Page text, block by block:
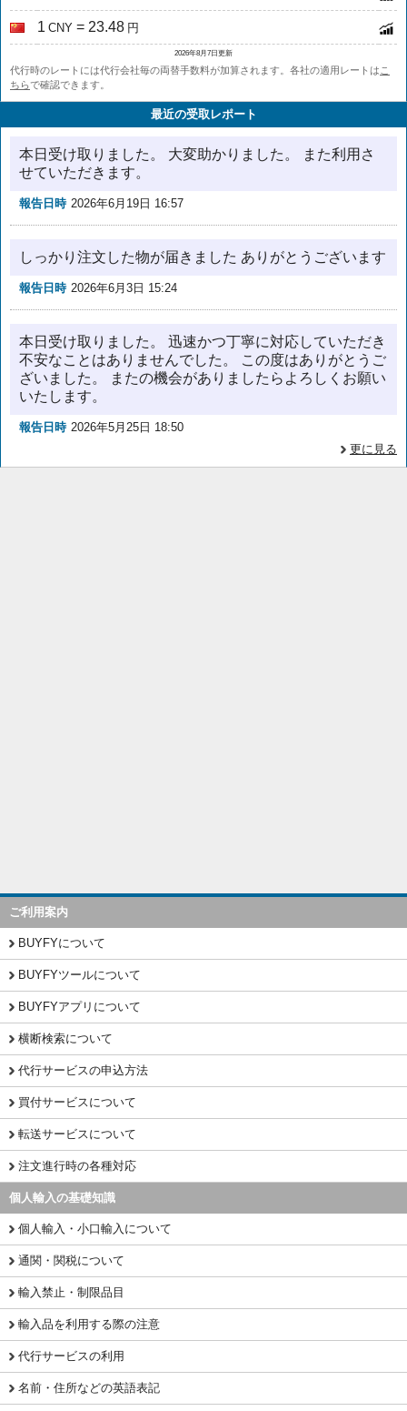
1 CNY = 23.48 円
2026年8月7日更新
代行時のレートには代行会社毎の両替手数料が加算されます。各社の適用レートは こ
ちらで確認できます。
最近の受取レポート
本日受け取りました。 大変助かりました。 また利用さ
せていただきます。
報告日時 2026年6月19日 16:57
しっかり注文した物が届きました ありがとうございます
報告日時 2026年6月3日 15:24
本日受け取りました。 迅速かつ丁寧に対応していただき
不安なことはありませんでした。 この度はありがとうご
ざいました。 またの機会がありましたらよろしくお願い
いたします。
報告日時 2026年5月25日 18:50
更に見る
ご利用案内
BUYFYについて
BUYFYツールについて
BUYFYアプリについて
横断検索について
代行サービスの申込方法
買付サービスについて
転送サービスについて
注文進行時の各種対応
個人輸入の基礎知識
個人輸入・小口輸入について
通関・関税について
輸入禁止・制限品目
輸入品を利用する際の注意
代行サービスの利用
名前・住所などの英語表記